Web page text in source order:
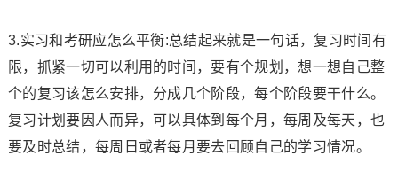
3.实习和考研应怎么平衡:总结起来就是一句话，复习时间有
限，抓紧一切可以利用的时间，要有个规划，想一想自己整
个的复习该怎么安排，分成几个阶段，每个阶段要干什么。
复习计划要因人而异，可以具体到每个月，每周及每天，也
要及时总结，每周日或者每月要去回顾自己的学习情况。